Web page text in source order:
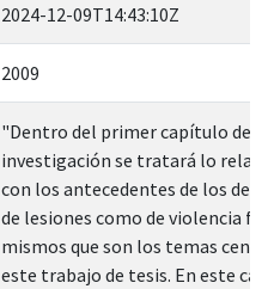
2024-12-09T14:43:10Z
2009
"Dentro del primer capítulo de
investigación se tratará lo
con los antecedentes de los
de lesiones como de violencia
mismos que son los temas
este trabajo de tesis. En este